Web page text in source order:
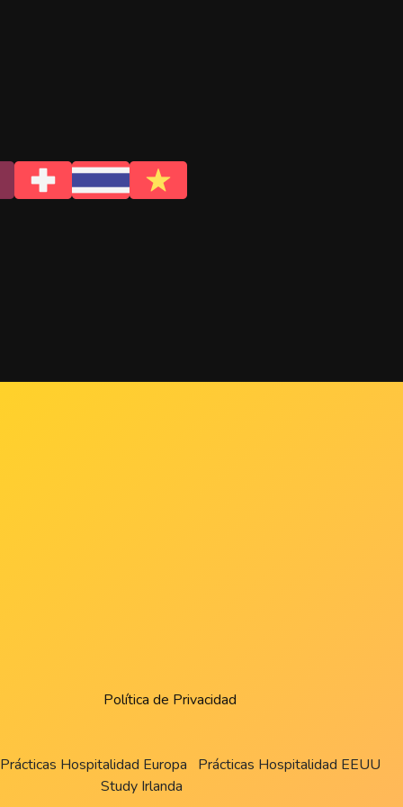
Política de Privacidad
Prácticas Hospitalidad Europa
Prácticas Hospitalidad EEUU
Study Irlanda